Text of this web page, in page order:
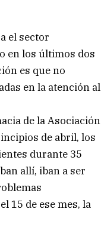
el sector
en los últimos dos
es que no
en la atención al
de la Asociación
de abril, los
durante 35
allí, iban a ser
15 de ese mes, la